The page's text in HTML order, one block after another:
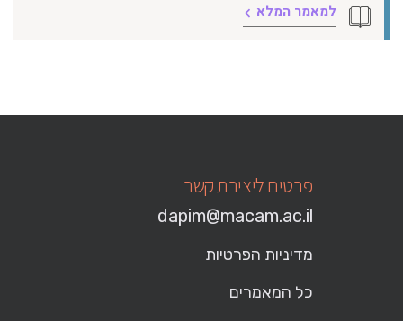
למאמר המלא
פרטים ליצירת קשר
dapim@macam.ac.il
מדיניות הפרטיות
כל המאמרים